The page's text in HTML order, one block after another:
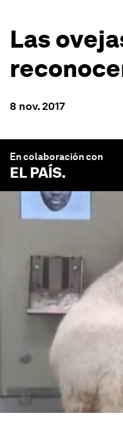
Las
8 nov. 2017
En colaboración con
EL PAÍS.